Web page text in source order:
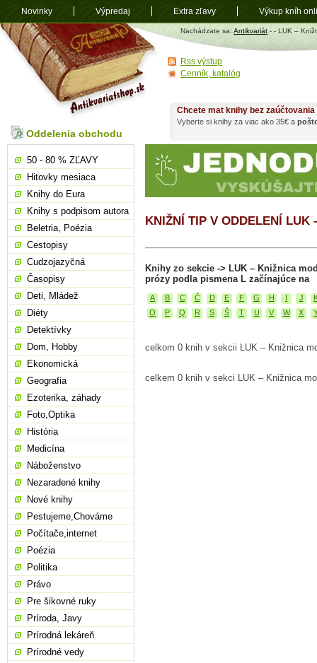
Antikvariát
shop.sk
Nachádzate sa: Antikvariát - - LUK –
KNIŽNÍ TIP V ODDELENÍ LUK
Knihy zo sekcie -> LUK – Knižnica
prózy podla pismena L začínajúce na
A B C Č D E F G H J
O
P Q R S Š T U V W X
celkom 0 knih v sekcii LUK – Knižnica
celkem 0 knih v sekci LUK – Knižnica
Chcete mat knihy bez
Vyberte si knihy za viac ako 35€ a
Oddelenia obchodu
50 - 80 % ZĽAVY
Hitovky mesiaca
Knihy do Eura
Knihy s podpisom autora
Beletria, Poézia
Cestopisy
Cudzojazyčná
Časopisy
Deti, Mládež
Diéty
Detektívky
Dom, Hobby
Ekonomická
Geografia
Ezoterika, záhady
Foto,Optika
História
Medicína
Náboženstvo
Nezaradené knihy
Nové knihy
Pestujeme,Chováme
Počítače,internet
Poézia
Politika
Právo
Pre šikovné ruky
Príroda, Javy
Prírodná lekáreň
Prírodné vedy
Rss výstup
Cenník, katalóg
Novinky Výpredaj Extra zľavy Výkup kníh